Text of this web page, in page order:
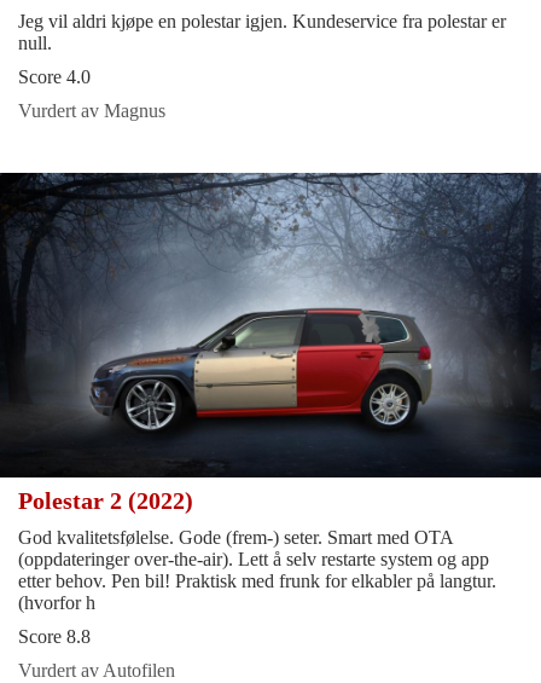
Jeg vil aldri kjøpe en polestar igjen. Kundeservice fra polestar er
null.
Score 4.0
Vurdert av Magnus
Polestar 2 (2022)
God kvalitetsfølelse. Gode (frem-) seter. Smart med OTA
(oppdateringer over-the-air). Lett å selv restarte system og app
etter behov. Pen bil! Praktisk med frunk for elkabler på langtur.
(hvorfor h
Score 8.8
Vurdert av Autofilen